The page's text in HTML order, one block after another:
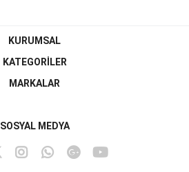
KURUMSAL
KATEGORİLER
MARKALAR
SOSYAL MEDYA